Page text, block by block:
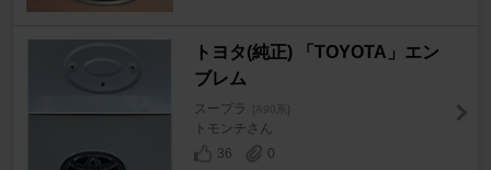
トヨタ(純正) 「TOYOTA」エン
ブレム
スープラ [A90系]
トモンチさん
36
0